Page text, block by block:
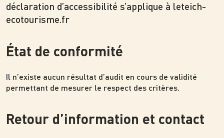
déclaration d’accessibilité s’applique à leteich-
ecotourisme.fr
État de conformité
Il n’existe aucun résultat d’audit en cours de validité
permettant de mesurer le respect des critères.
Retour d’information et contact